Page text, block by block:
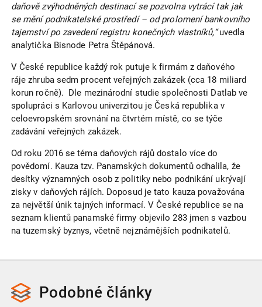
daňově zvýhodněných destinací se pozvolna vytrácí tak jak
se mění podnikatelské prostředí – od prolomení bankovního
tajemství po zavedení registru konečných vlastníků,“uvedla
analytička Bisnode Petra Štěpánová.
V České republice každý rok putuje k firmám z daňového
ráje zhruba sedm procent veřejných zakázek (cca 18 miliard
korun ročně). Dle mezinárodní studie společnosti Datlab ve
spolupráci s Karlovou univerzitou je Česká republika v
celoevropském srovnání na čtvrtém místě, co se týče
zadávání veřejných zakázek.
Od roku 2016 se téma daňových rájů dostalo více do
povědomí. Kauza tzv. Panamských dokumentů odhalila, že
desítky významných osob z politiky nebo podnikání ukrývají
zisky v daňových rájích. Doposud je tato kauza považována
za největší únik tajných informací. V České republice se na
seznam klientů panamské firmy objevilo 283 jmen s vazbou
na tuzemský byznys, včetně nejznámějších podnikatelů.
Podobné články